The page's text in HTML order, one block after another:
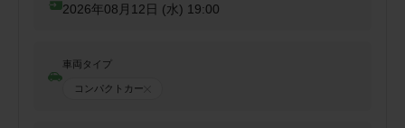
2026年08月12日 (水) 19:00
車両タイプ
コンパクトカー